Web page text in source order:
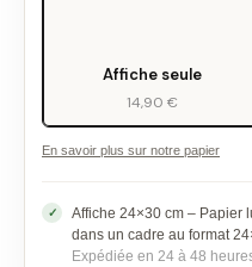
Affiche seule
14,90 €
En savoir plus sur notre papier
Affiche 24×30 cm – Papier
dans un cadre au format
Expédiée en 24 à 48